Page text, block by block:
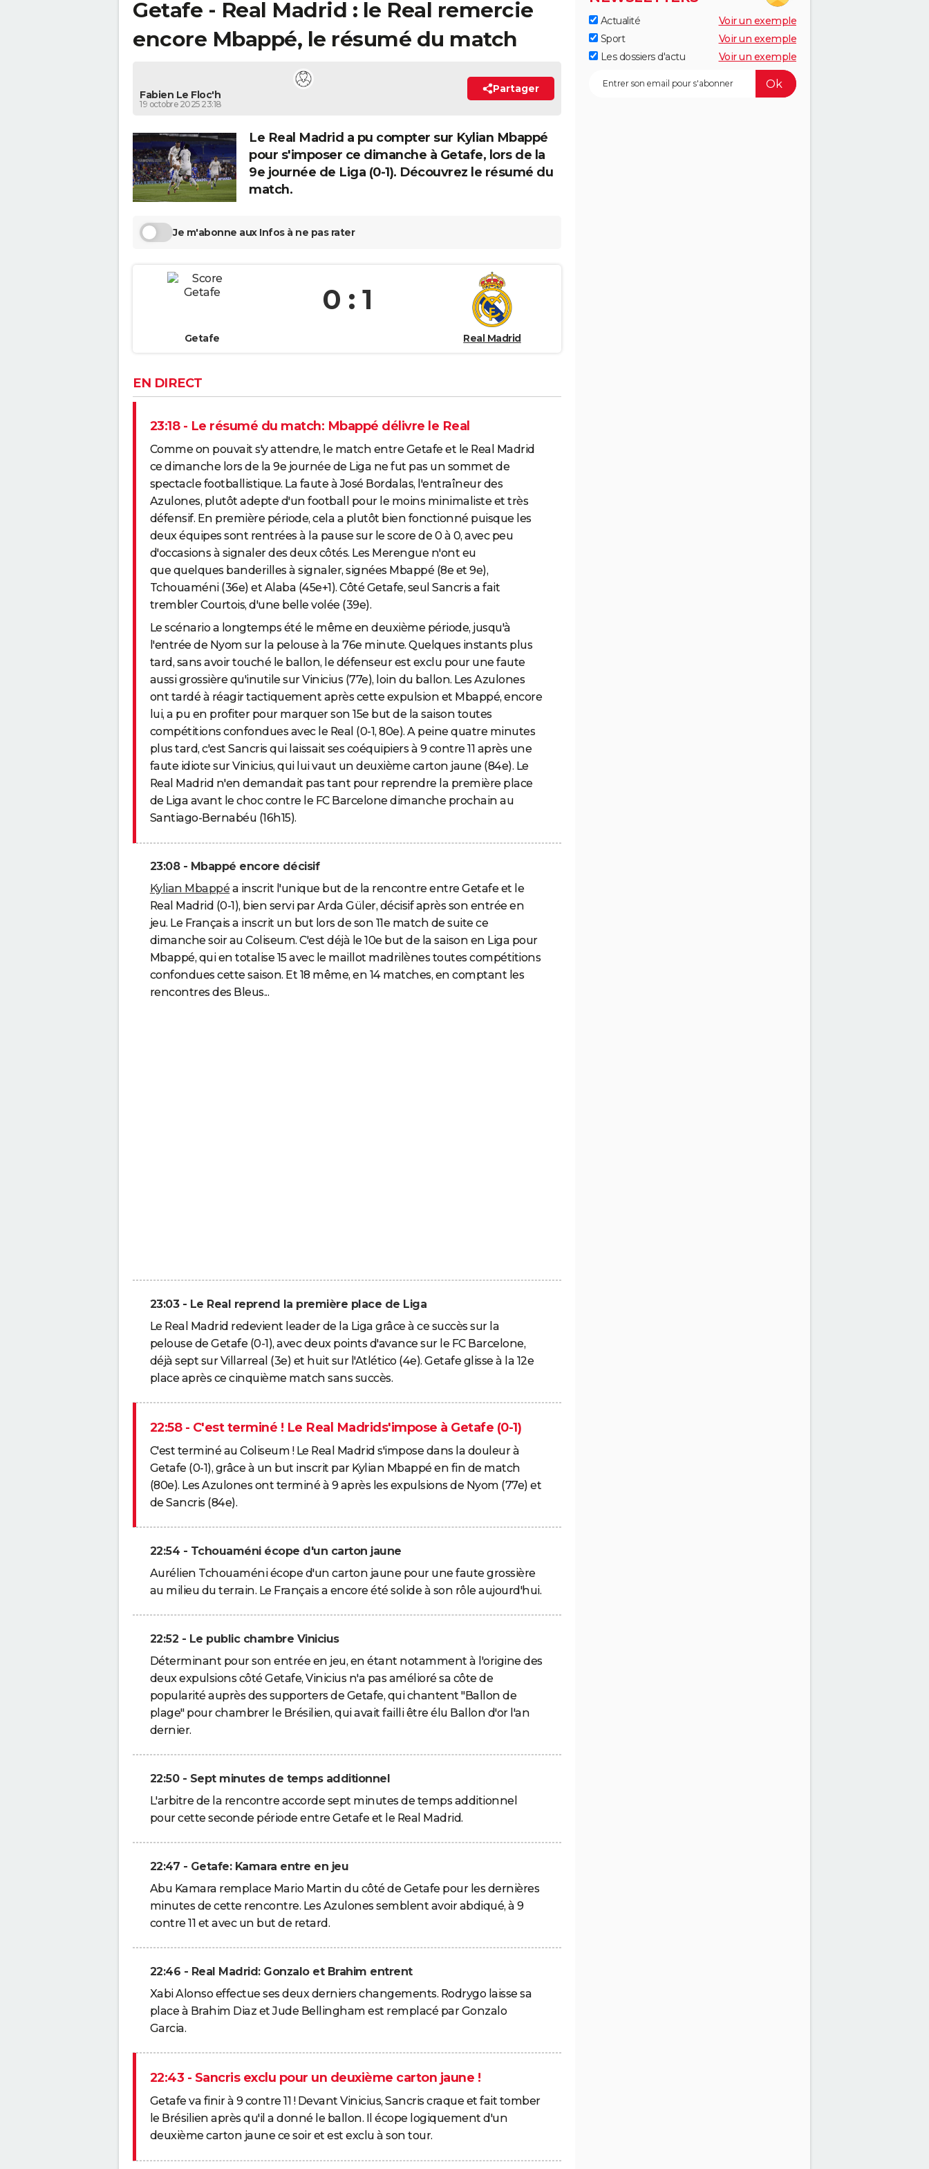
Getafe - Real Madrid : le Real remercie
encore Mbappé, le résumé du match
Fabien Le Floc'h
19 octobre 2025 23:18
Partager
Le Real Madrid a pu compter sur Kylian Mbappé
pour s'imposer ce dimanche à Getafe, lors de la
9e journée de Liga (0-1). Découvrez le résumé du
match.
Je m'abonne aux Infos à ne pas rater
Getafe
0 : 1
Real Madrid
EN DIRECT
23:18 - Le résumé du match: Mbappé délivre le Real
Comme on pouvait s'y attendre, le match entre Getafe et le Real Madrid
ce dimanche lors de la 9e journée de Liga ne fut pas un sommet de
spectacle footballistique. La faute à José Bordalas, l'entraîneur des
Azulones, plutôt adepte d'un football pour le moins minimaliste et très
défensif. En première période, cela a plutôt bien fonctionné puisque les
deux équipes sont rentrées à la pause sur le score de 0 à 0, avec peu
d'occasions à signaler des deux côtés. Les Merengue n'ont eu
que quelques banderilles à signaler, signées Mbappé (8e et 9e),
Tchouaméni (36e) et Alaba (45e+1). Côté Getafe, seul Sancris a fait
trembler Courtois, d'une belle volée (39e).
Le scénario a longtemps été le même en deuxième période, jusqu'à
l'entrée de Nyom sur la pelouse à la 76e minute. Quelques instants plus
tard, sans avoir touché le ballon, le défenseur est exclu pour une faute
aussi grossière qu'inutile sur Vinicius (77e), loin du ballon. Les Azulones
ont tardé à réagir tactiquement après cette expulsion et Mbappé, encore
lui, a pu en profiter pour marquer son 15e but de la saison toutes
compétitions confondues avec le Real (0-1, 80e). A peine quatre minutes
plus tard, c'est Sancris qui laissait ses coéquipiers à 9 contre 11 après une
faute idiote sur Vinicius, qui lui vaut un deuxième carton jaune (84e). Le
Real Madrid n'en demandait pas tant pour reprendre la première place
de Liga avant le choc contre le FC Barcelone dimanche prochain au
Santiago-Bernabéu (16h15).
23:08 - Mbappé encore décisif
Kylian Mbappé a inscrit l'unique but de la rencontre entre Getafe et le
Real Madrid (0-1), bien servi par Arda Güler, décisif après son entrée en
jeu. Le Français a inscrit un but lors de son 11e match de suite ce
dimanche soir au Coliseum. C'est déjà le 10e but de la saison en Liga pour
Mbappé, qui en totalise 15 avec le maillot madrilènes toutes compétitions
confondues cette saison. Et 18 même, en 14 matches, en comptant les
rencontres des Bleus...
23:03 - Le Real reprend la première place de Liga
Le Real Madrid redevient leader de la Liga grâce à ce succès sur la
pelouse de Getafe (0-1), avec deux points d'avance sur le FC Barcelone,
déjà sept sur Villarreal (3e) et huit sur l'Atlético (4e). Getafe glisse à la 12e
place après ce cinquième match sans succès.
22:58 - C'est terminé ! Le Real Madrids'impose à Getafe (0-1)
C'est terminé au Coliseum ! Le Real Madrid s'impose dans la douleur à
Getafe (0-1), grâce à un but inscrit par Kylian Mbappé en fin de match
(80e). Les Azulones ont terminé à 9 après les expulsions de Nyom (77e) et
de Sancris (84e).
22:54 - Tchouaméni écope d'un carton jaune
Aurélien Tchouaméni écope d'un carton jaune pour une faute grossière
au milieu du terrain. Le Français a encore été solide à son rôle aujourd'hui.
22:52 - Le public chambre Vinicius
Déterminant pour son entrée en jeu, en étant notamment à l'origine des
deux expulsions côté Getafe, Vinicius n'a pas amélioré sa côte de
popularité auprès des supporters de Getafe, qui chantent "Ballon de
plage" pour chambrer le Brésilien, qui avait failli être élu Ballon d'or l'an
dernier.
22:50 - Sept minutes de temps additionnel
L'arbitre de la rencontre accorde sept minutes de temps additionnel
pour cette seconde période entre Getafe et le Real Madrid.
22:47 - Getafe: Kamara entre en jeu
Abu Kamara remplace Mario Martin du côté de Getafe pour les dernières
minutes de cette rencontre. Les Azulones semblent avoir abdiqué, à 9
contre 11 et avec un but de retard.
22:46 - Real Madrid: Gonzalo et Brahim entrent
Xabi Alonso effectue ses deux derniers changements. Rodrygo laisse sa
place à Brahim Diaz et Jude Bellingham est remplacé par Gonzalo
Garcia.
22:43 - Sancris exclu pour un deuxième carton jaune !
Getafe va finir à 9 contre 11 ! Devant Vinicius, Sancris craque et fait tomber
le Brésilien après qu'il a donné le ballon. Il écope logiquement d'un
deuxième carton jaune ce soir et est exclu à son tour.
Actualité
Voir un exemple
Sport
Voir un exemple
Les dossiers d'actu
Voir un exemple